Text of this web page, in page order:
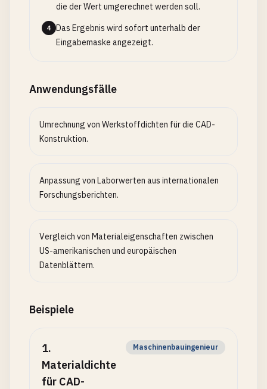
die der Wert umgerechnet werden soll.
4
Das Ergebnis wird sofort unterhalb der
Eingabemaske angezeigt.
Anwendungsfälle
Umrechnung von Werkstoffdichten für die CAD-
Konstruktion.
Anpassung von Laborwerten aus internationalen
Forschungsberichten.
Vergleich von Materialeigenschaften zwischen
US-amerikanischen und europäischen
Datenblättern.
Beispiele
1.
Materialdichte
für CAD-
Maschinenbauingenieur